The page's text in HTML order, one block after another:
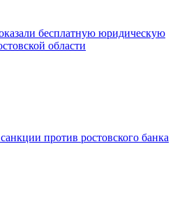
бесплатную юридическую
области
против ростовского банка